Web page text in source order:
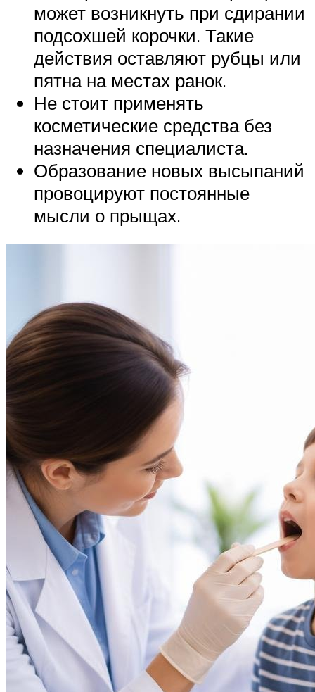
может возникнуть при сдирании
подсохшей корочки. Такие
действия оставляют рубцы или
пятна на местах ранок.
Не стоит применять
косметические средства без
назначения специалиста.
Образование новых высыпаний
провоцируют постоянные
мысли о прыщах.